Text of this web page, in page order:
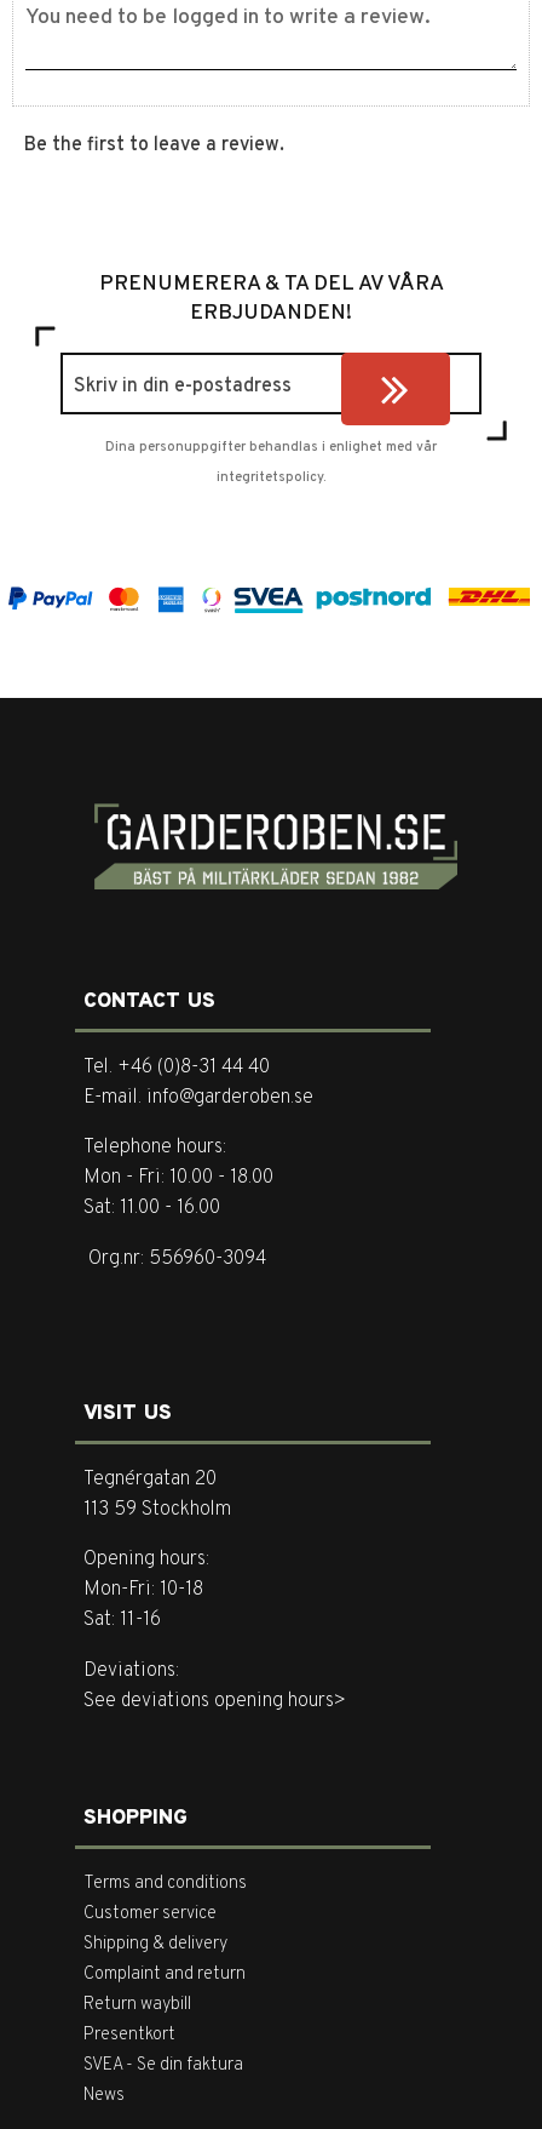
Be the first to leave a review.
PRENUMERERA & TA DEL AV VÅRA
ERBJUDANDEN!
Dina personuppgifter behandlas i enlighet med vår
integritetspolicy.
CONTACT US
Tel. +46 (0)8-31 44 40
E-mail. info@garderoben.se
Telephone hours:
Mon - Fri: 10.00 - 18.00
Sat: 11.00 - 16.00
Org.nr: 556960-3094
VISIT US
Tegnérgatan 20
113 59 Stockholm
Opening hours:
Mon-Fri: 10-18
Sat: 11-16
Deviations:
See deviations opening hours>
SHOPPING
Terms and conditions
Customer service
Shipping & delivery
Complaint and return
Return waybill
Presentkort
SVEA - Se din faktura
News